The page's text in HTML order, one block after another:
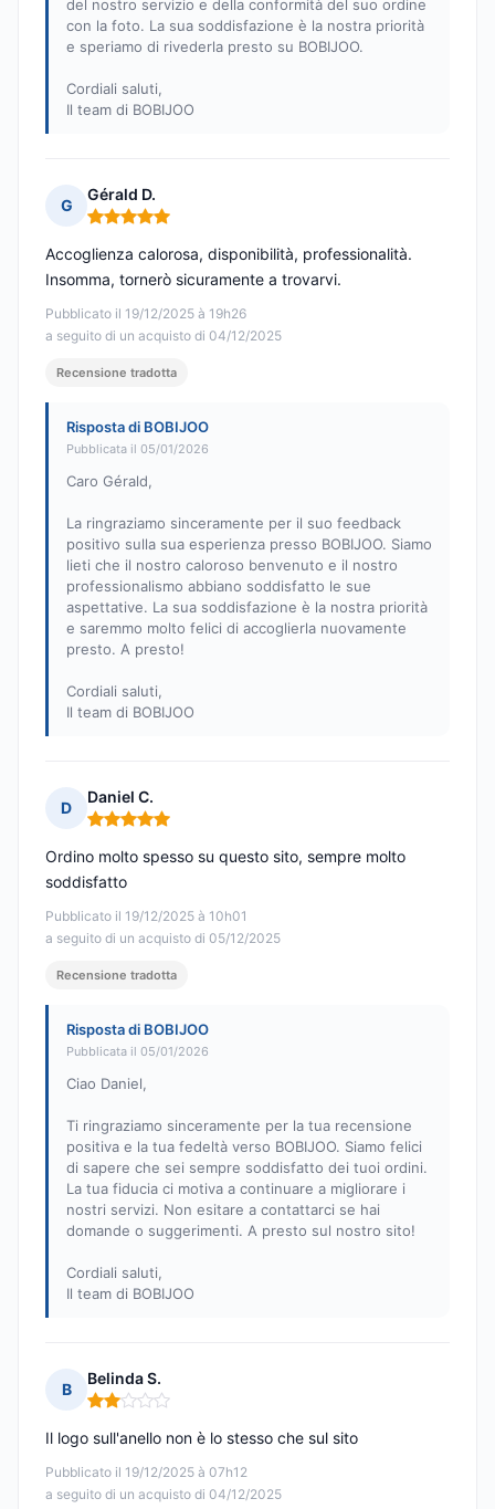
del nostro servizio e della conformità del suo ordine
con la foto. La sua soddisfazione è la nostra priorità
e speriamo di rivederla presto su BOBIJOO.
Cordiali saluti,
Il team di BOBIJOO
G
Gérald D.
Nota: 5 su 5
Pubblicato il 19/12/2025 à 19h26
a seguito di un acquisto di 04/12/2025
Accoglienza calorosa, disponibilità, professionalità.
Insomma, tornerò sicuramente a trovarvi.
Recensione tradotta
Risposta di BOBIJOO
Pubblicata il 05/01/2026
Caro Gérald,
La ringraziamo sinceramente per il suo feedback
positivo sulla sua esperienza presso BOBIJOO. Siamo
lieti che il nostro caloroso benvenuto e il nostro
professionalismo abbiano soddisfatto le sue
aspettative. La sua soddisfazione è la nostra priorità
e saremmo molto felici di accoglierla nuovamente
presto. A presto!
Cordiali saluti,
Il team di BOBIJOO
D
Daniel C.
Nota: 5 su 5
Pubblicato il 19/12/2025 à 10h01
a seguito di un acquisto di 05/12/2025
Ordino molto spesso su questo sito, sempre molto
soddisfatto
Recensione tradotta
Risposta di BOBIJOO
Pubblicata il 05/01/2026
Ciao Daniel,
Ti ringraziamo sinceramente per la tua recensione
positiva e la tua fedeltà verso BOBIJOO. Siamo felici
di sapere che sei sempre soddisfatto dei tuoi ordini.
La tua fiducia ci motiva a continuare a migliorare i
nostri servizi. Non esitare a contattarci se hai
domande o suggerimenti. A presto sul nostro sito!
Cordiali saluti,
Il team di BOBIJOO
B
Belinda S.
Nota: 2 su 5
Pubblicato il 19/12/2025 à 07h12
a seguito di un acquisto di 04/12/2025
Il logo sull'anello non è lo stesso che sul sito